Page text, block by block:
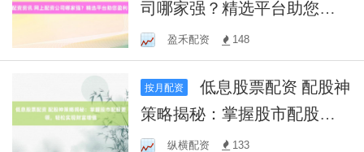
司哪家强？精选平台助您盈
利！盈禾配资 148
按月配资
低息股票配资 配股神
策略揭秘：掌握股市配股要
领，轻松实现财富增值
纵横配资 133